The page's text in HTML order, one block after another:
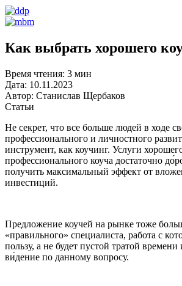
Как выбрать хорошего
Время чтения: 3 мин
Дата: 10.11.2023
Автор: Станислав Щербаков
Статьи
Не секрет, что все больше людей в ходе
профессионального и личностного
инструмент, как коучинг. Услуги
профессионального коуча достаточно
получить максимальный эффект от
инвестиций.
Предложение коучей на рынке тоже
«правильного» специалиста, работа с
пользу, а не будет пустой тратой
ви́дение по данному вопросу.